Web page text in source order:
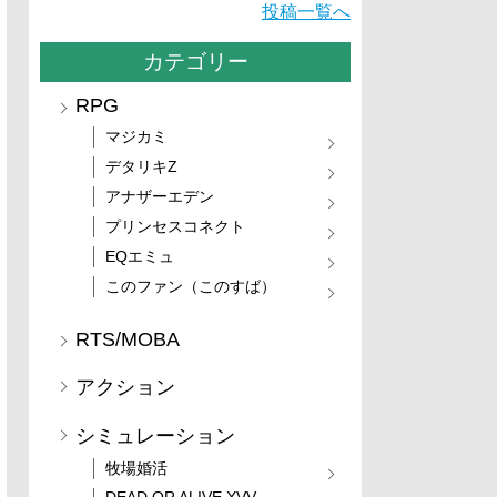
投稿一覧へ
カテゴリー
RPG
マジカミ
デタリキZ
アナザーエデン
プリンセスコネクト
EQエミュ
このファン（このすば）
RTS/MOBA
アクション
シミュレーション
牧場婚活